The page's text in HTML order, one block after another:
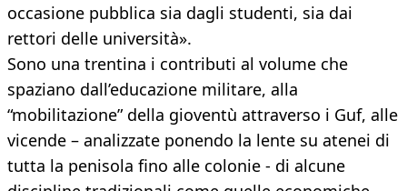
occasione pubblica sia dagli studenti, sia dai
rettori delle università».
Sono una trentina i contributi al volume che
spaziano dall’educazione militare, alla
“mobilitazione” della gioventù attraverso i Guf, alle
vicende – analizzate ponendo la lente su atenei di
tutta la penisola fino alle colonie - di alcune